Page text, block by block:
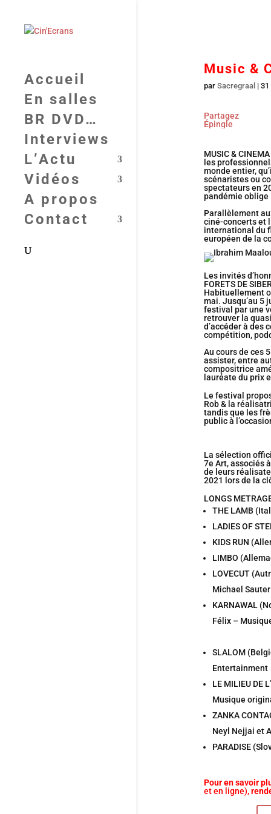
Accueil
En salles
BR DVD…
Interviews
L’Actu
Vidéos
A propos
Contact
Music &
par Sacregraal | 31
Partagez
Épingle
MUSIC &
les
monde entier,
scénaristes ou
spectateurs en
pandémie oblige
Parallèlement
ciné-concerts et
international du
européen de la
Les invités
FORETS DE
Habituellement
mai. Jusqu’au 5
festival par une
retrouver la
d’accéder à des
compétition,
Au cours de ces
assister, entre
compositrice
lauréate du prix
Le festival
Rob & la
tandis que les
public à
La sélection
7e Art, associés
de leurs
2021 lors de la
LONGS
THE LAMB
LADIES OF
KIDS RUN
LIMBO
LOVECUT
Michael Sauter
KARNAWAL
Félix –
SLALOM
Entertainment
LE MILIEU DE
Musique
ZANKA
Neyl Nejjai et
PARADISE
Pour en savoir
et en ligne),